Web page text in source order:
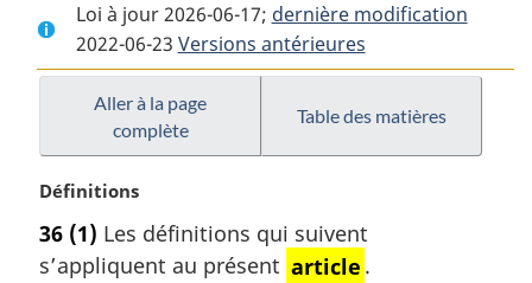
:
Loi
sur
complet
:
Loi
sur
complet
:
Loi
Loi à jour 2026-06-17; dernière modification
2022-06-23 Versions antérieures
Aller à la page
complète
Table des matières
N
t
e
Définitions
36 (1) Les définitions qui suivent
s’appliquent au présent article .